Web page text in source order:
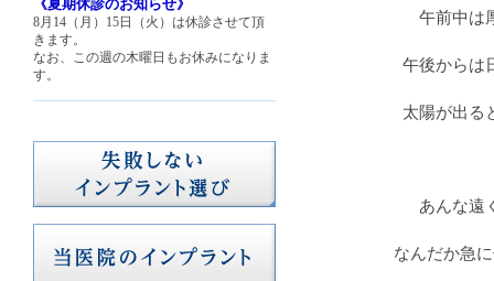
午前中は
午後からは
太陽が出る
あんな遠
なんだか急
《夏期休診のお知らせ》
8月14（月）15日（火）は休診させて頂
きます。
なお、この週の木曜日もお休みになりま
す。